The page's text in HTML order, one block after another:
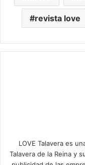
revista love
LOVE Talavera es
Talavera de la Reina y